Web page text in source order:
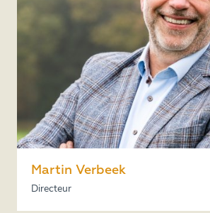
Martin Verbeek
Directeur